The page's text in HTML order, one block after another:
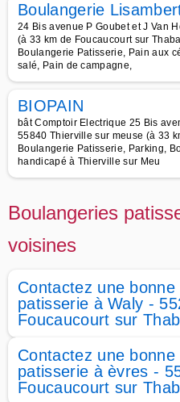
Boulangerie
24 Bis avenue P Goubet et J Van
(à 33 km de Foucaucourt sur
Boulangerie Patisserie, Pain aux
salé, Pain de campagne,
BIOPAIN
bât Comptoir Electrique 25 Bis
55840 Thierville sur meuse (à 33
Boulangerie Patisserie, Parking,
handicapé à Thierville sur Meu
Boulangeries
voisines
Contactez une
patisserie à Waly -
Foucaucourt sur
Contactez une
patisserie à èvres -
Foucaucourt sur